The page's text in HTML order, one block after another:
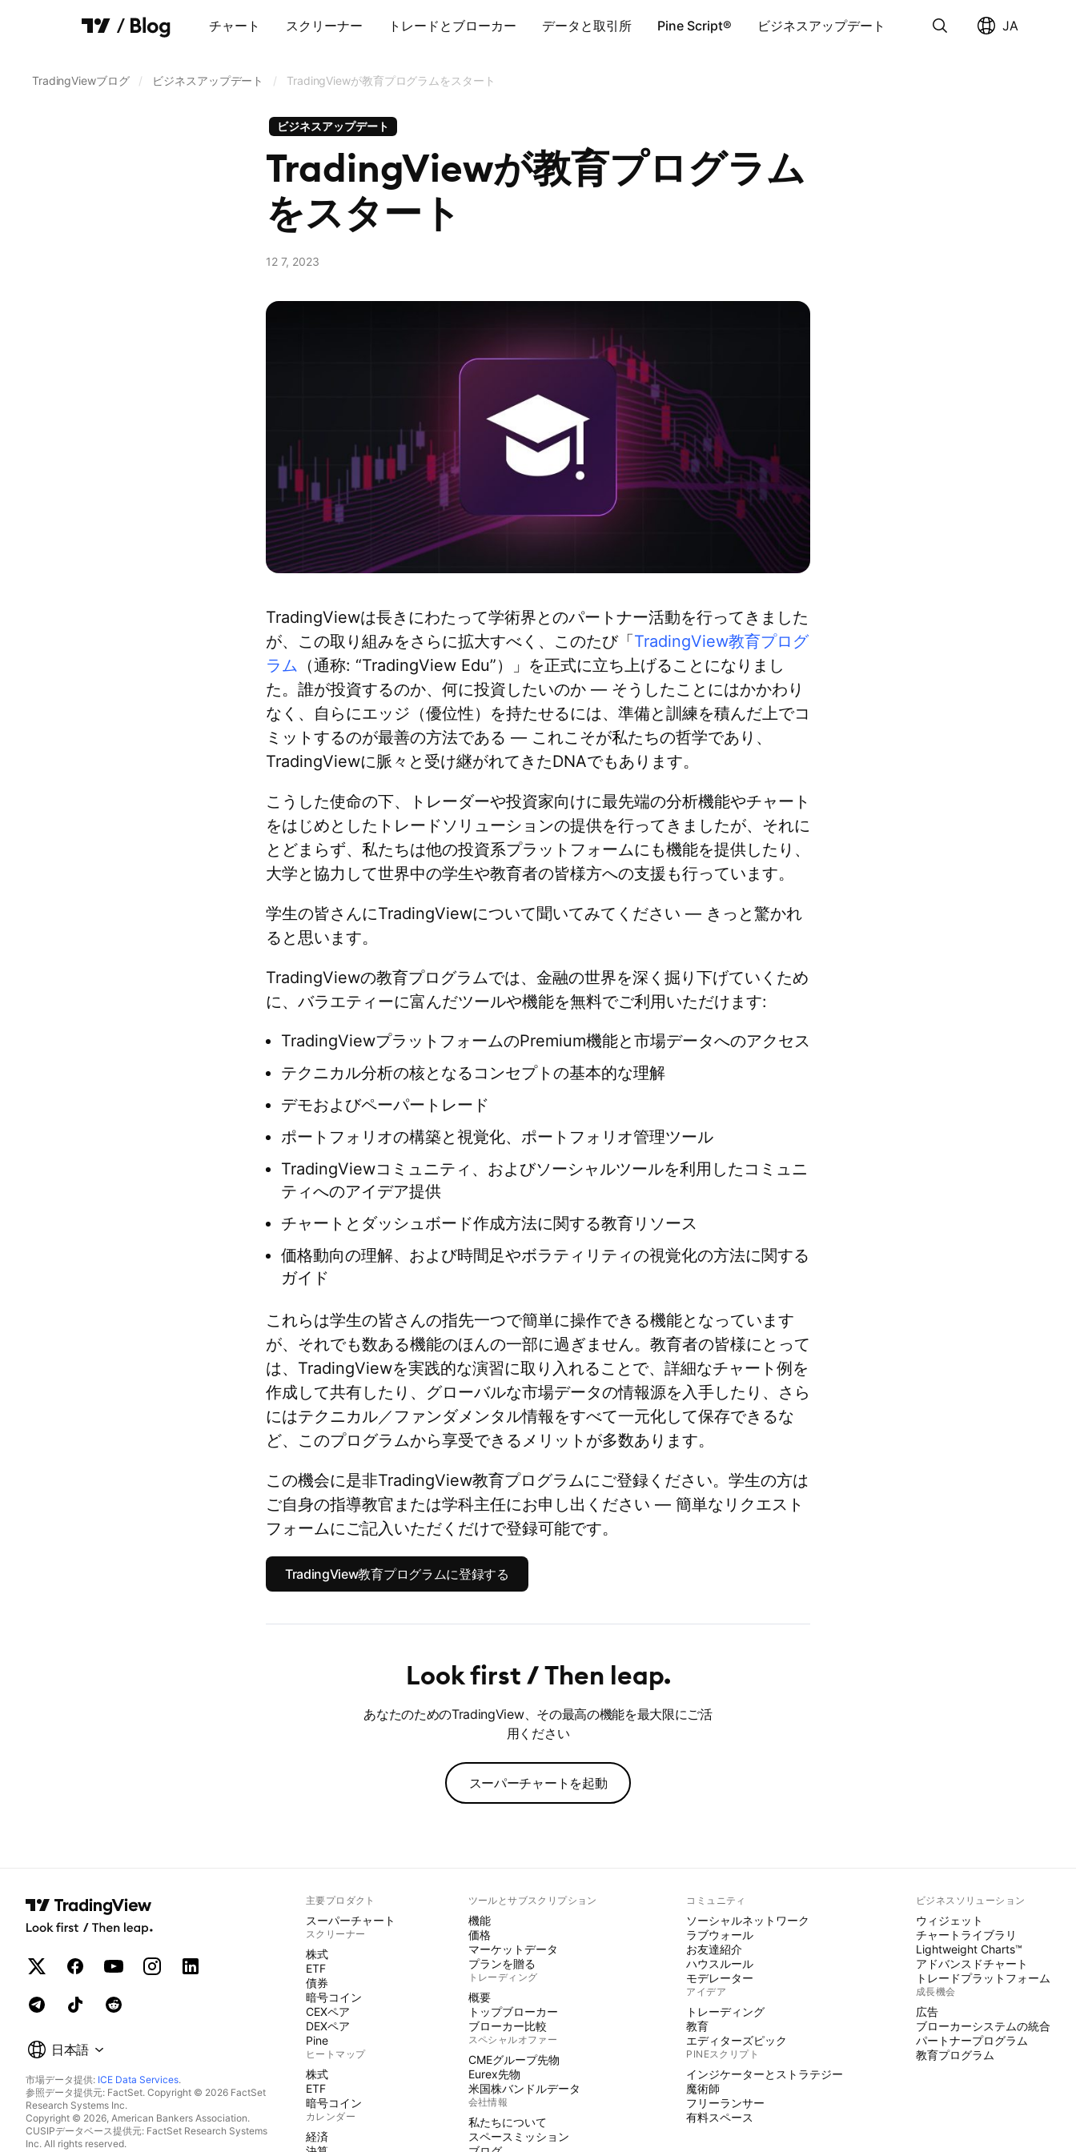
チャート スクリーナー トレードとブローカー データと取引所 Pine Script® ビジネスアップデート
クリア JA
チャート
TradingViewブログ / ビジネスアップデート / TradingViewが教育プログラムをスタート
ビジネスアップデート
TradingViewが教育プログラム
をスタート
12 7, 2023
TradingViewは長きにわたって学術界とのパートナー活動を行ってきました
が、この取り組みをさらに拡大すべく、このたび「TradingView教育プログ
ラム （通称: “TradingView Edu”）」を正式に立ち上げることになりまし
た。誰が投資するのか、何に投資したいのか — そうしたことにはかかわり
なく、自らにエッジ（優位性）を持たせるには、準備と訓練を積んだ上でコ
ミットするのが最善の方法である — これこそが私たちの哲学であり、
TradingViewに脈々と受け継がれてきたDNAでもあります。
こうした使命の下、トレーダーや投資家向けに最先端の分析機能やチャート
をはじめとしたトレードソリューションの提供を行ってきましたが、それに
とどまらず、私たちは他の投資系プラットフォームにも機能を提供したり、
大学と協力して世界中の学生や教育者の皆様方への支援も行っています。
学生の皆さんにTradingViewについて聞いてみてください — きっと驚かれ
ると思います。
TradingViewの教育プログラムでは、金融の世界を深く掘り下げていくため
に、バラエティーに富んだツールや機能を無料でご利用いただけます:
TradingViewプラットフォームのPremium機能と市場データへのアクセス
テクニカル分析の核となるコンセプトの基本的な理解
デモおよびペーパートレード
ポートフォリオの構築と視覚化、ポートフォリオ管理ツール
TradingViewコミュニティ、およびソーシャルツールを利用したコミュニ
ティへのアイデア提供
チャートとダッシュボード作成方法に関する教育リソース
価格動向の理解、および時間足やボラティリティの視覚化の方法に関する
ガイド
これらは学生の皆さんの指先一つで簡単に操作できる機能となっています
が、それでも数ある機能のほんの一部に過ぎません。教育者の皆様にとって
は、TradingViewを実践的な演習に取り入れることで、詳細なチャート例を
作成して共有したり、グローバルな市場データの情報源を入手したり、さら
にはテクニカル／ファンダメンタル情報をすべて一元化して保存できるな
ど、このプログラムから享受できるメリットが多数あります。
この機会に是非TradingView教育プログラムにご登録ください。学生の方は
ご自身の指導教官または学科主任にお申し出ください — 簡単なリクエスト
フォームにご記入いただくだけで登録可能です。
TradingView教育プログラムに登録する
Look first Then leap
あなたのためのTradingView、その最高の機能を最大限にご活
用ください
スーパーチャートを起動
日本語
市場データ提供: ICE Data Services.
参照データ提供元: FactSet. Copyright © 2026 FactSet
Research Systems Inc.
Copyright © 2026, American Bankers Association.
CUSIPデータベース提供元: FactSet Research Systems
Inc. All rights reserved.
主要プロダクト
スーパーチャート
スクリーナー
株式
ETF
債券
暗号コイン
CEXペア
DEXペア
Pine
ヒートマップ
株式
ETF
暗号コイン
カレンダー
経済
ツールとサブスクリプション
機能
価格
マーケットデータ
プランを贈る
トレーディング
概要
トップブローカー
ブローカー比較
スペシャルオファー
CMEグループ先物
Eurex先物
米国株バンドルデータ
会社情報
私たちについて
スペースミッション
コミュニティ
ソーシャルネットワーク
ラブウォール
お友達紹介
ハウスルール
モデレーター
アイデア
トレーディング
教育
エディターズピック
PINEスクリプト
インジケーターとストラテジー
魔術師
フリーランサー
有料スペース
ビジネスソリューション
ウィジェット
チャートライブラリ
Lightweight Charts™
アドバンスドチャート
トレードプラットフォーム
成長機会
広告
ブローカーシステムの統合
パートナープログラム
教育プログラム